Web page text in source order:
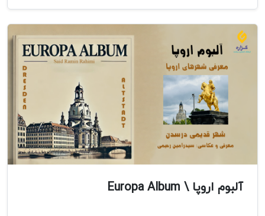
آلبوم اروپا \ Europa Album